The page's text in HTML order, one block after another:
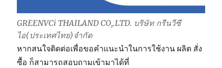
GREENVCi THAILAND CO,.LTD. บริษัท กรีนวีซี
ไอ(ประเทศไทย)จำกัด
หากสนใจติดต่อเพื่อขอคำแนะนำในการใช้งาน ผลิต สั่ง
ซื้อ ก็สามารถสอบถามเข้ามาได้ที่